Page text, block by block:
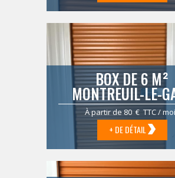
BOX DE 6 M²
MONTREUIL-LE-
À partir de 80 € TTC /
+ DE DÉTAIL